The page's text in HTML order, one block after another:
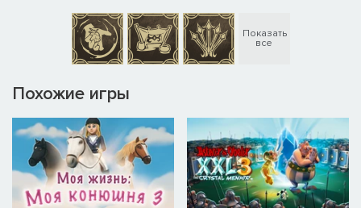
Показать
все
Похожие игры